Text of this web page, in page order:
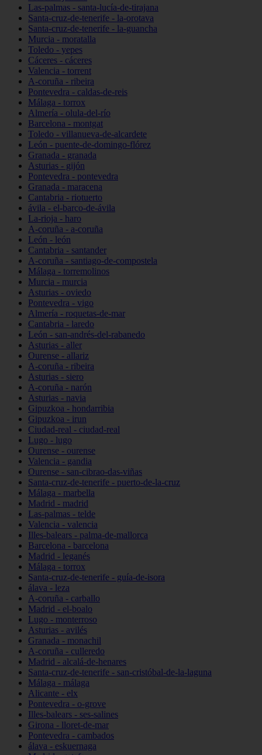
Las-palmas - santa-lucía-de-tirajana
Santa-cruz-de-tenerife - la-orotava
Santa-cruz-de-tenerife - la-guancha
Murcia - moratalla
Toledo - yepes
Cáceres - cáceres
Valencia - torrent
A-coruña - ribeira
Pontevedra - caldas-de-reis
Málaga - torrox
Almería - olula-del-río
Barcelona - montgat
Toledo - villanueva-de-alcardete
León - puente-de-domingo-flórez
Granada - granada
Asturias - gijón
Pontevedra - pontevedra
Granada - maracena
Cantabria - riotuerto
ávila - el-barco-de-ávila
La-rioja - haro
A-coruña - a-coruña
León - león
Cantabria - santander
A-coruña - santiago-de-compostela
Málaga - torremolinos
Murcia - murcia
Asturias - oviedo
Pontevedra - vigo
Almería - roquetas-de-mar
Cantabria - laredo
León - san-andrés-del-rabanedo
Asturias - aller
Ourense - allariz
A-coruña - ribeira
Asturias - siero
A-coruña - narón
Asturias - navia
Gipuzkoa - hondarribia
Gipuzkoa - irun
Ciudad-real - ciudad-real
Lugo - lugo
Ourense - ourense
Valencia - gandia
Ourense - san-cibrao-das-viñas
Santa-cruz-de-tenerife - puerto-de-la-cruz
Málaga - marbella
Madrid - madrid
Las-palmas - telde
Valencia - valencia
Illes-balears - palma-de-mallorca
Barcelona - barcelona
Madrid - leganés
Málaga - torrox
Santa-cruz-de-tenerife - guía-de-isora
álava - leza
A-coruña - carballo
Madrid - el-boalo
Lugo - monterroso
Asturias - avilés
Granada - monachil
A-coruña - culleredo
Madrid - alcalá-de-henares
Santa-cruz-de-tenerife - san-cristóbal-de-la-laguna
Málaga - málaga
Alicante - elx
Pontevedra - o-grove
Illes-balears - ses-salines
Girona - lloret-de-mar
Pontevedra - cambados
álava - eskuernaga